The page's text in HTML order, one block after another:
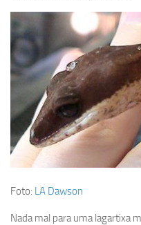
Foto: LA Dawson
Nada mal para uma lagartixa